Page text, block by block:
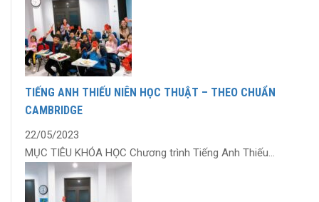
TIẾNG ANH THIẾU NIÊN HỌC THUẬT – THEO CHUẨN
CAMBRIDGE
22/05/2023
MỤC TIÊU KHÓA HỌC Chương trình Tiếng Anh Thiếu...